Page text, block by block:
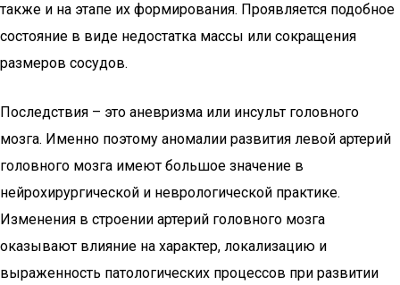
также и на этапе их формирования. Проявляется подобное
состояние в виде недостатка массы или сокращения
размеров сосудов.
Последствия – это аневризма или инсульт головного
мозга. Именно поэтому аномалии развития левой артерий
головного мозга имеют большое значение в
нейрохирургической и неврологической практике.
Изменения в строении артерий головного мозга
оказывают влияние на характер, локализацию и
выраженность патологических процессов при развитии